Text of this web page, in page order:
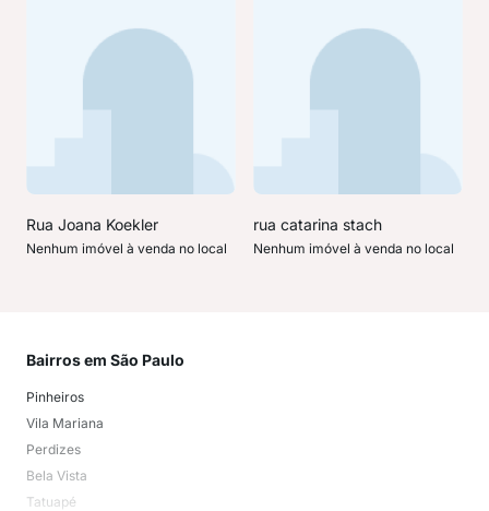
Rua Joana Koekler
Nenhum imóvel à venda no local
rua catarina stach
Nenhum imóvel à venda no local
Bairros em São Paulo
Pinheiros
Vila Mariana
Perdizes
Bela Vista
Tatuapé